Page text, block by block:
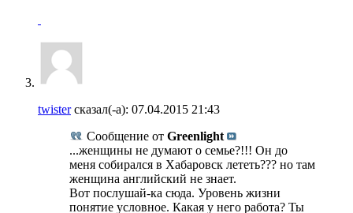
twisterсказал(-а): 07.04.2015 21:43
Сообщение от Greenlight
...женщины не думают о семье?!!! Он до
меня собирался в Хабаровск лететь??? но там
женщина английский не знает.
Вот послушай-ка сюда. Уровень жизни
понятие условное. Какая у него работа? Ты